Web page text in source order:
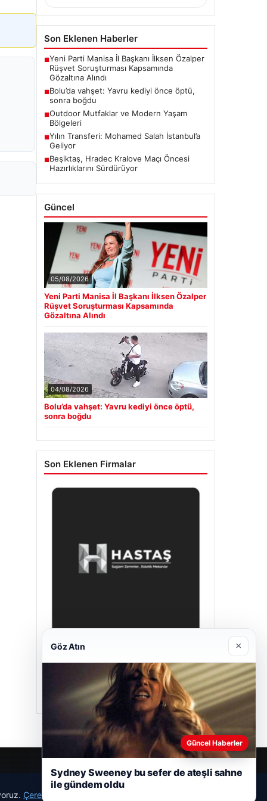
Son Eklenen Haberler
■Yeni Parti Manisa İl Başkanı İlksen Özalper
Rüşvet Soruşturması Kapsamında
Gözaltına Alındı
■Bolu’da vahşet: Yavru kediyi önce öptü,
sonra boğdu
■Outdoor Mutfaklar ve Modern Yaşam
Bölgeleri
■Yılın Transferi: Mohamed Salah İstanbul’a
Geliyor
■Beşiktaş, Hradec Kralove Maçı Öncesi
Hazırlıklarını Sürdürüyor
Güncel
05/08/2026
Yeni Parti Manisa İl Başkanı İlksen Özalper
Rüşvet Soruşturması Kapsamında
Gözaltına Alındı
04/08/2026
Bolu’da vahşet: Yavru kediyi önce öptü,
sonra boğdu
Son Eklenen Firmalar
Çerez Politikamız
Göz Atın ×
Güncel Haberler
Sydney Sweeney bu sefer de ateşli sahne
ile gündem oldu